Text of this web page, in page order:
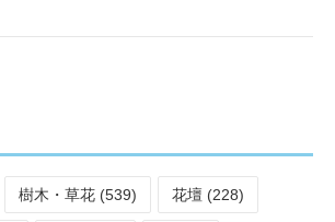
樹木・草花 (539) 花壇 (228)